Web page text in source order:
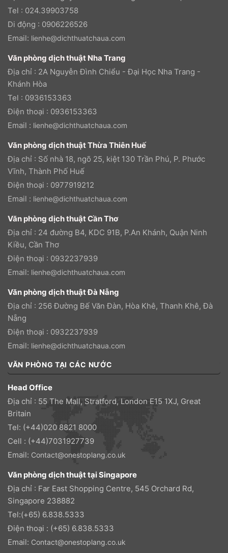
Tel : 024.39903758
Di động : 0906226526
Email: lienhe@dichthuatchaua.com
Văn phòng dịch thuật Nha Trang
Địa chỉ : 2A Nguyễn Đình Chiểu - Đại Học Nha Trang -
Khánh Hòa
Tel : 0936153363
Điện thoại : 0936153363
Email : lienhe@dichthuatchaua.com
Văn phòng dịch thuật Thừa Thiên Huế
Địa chỉ : Số nhà 18, ngõ 25, kiệt 130 Trần Phú, P. Phước
Vĩnh, Thành Phố Huế
Điện thoại : 0977919212
Email : lienhe@dichthuatchaua.com
Văn phòng dịch thuật Cần Thơ
Địa chỉ : 24 đường B4, KDC 91B, P.An Khánh, Quận Ninh
Kiều, Cần Thơ
Điện thoại : 0932237939
Email: lienhe@dichthuatchaua.com
Văn phòng dịch thuật Đà Nẵng
Địa chỉ : 256 Đường Bế Văn Đàn, Hòa Khê, Thanh Khê, Đà
Nẵng
Điện thoại : 0932237939
Email: lienhe@dichthuatchaua.com
VĂN PHÒNG TẠI CÁC NƯỚC
Head Office
Địa chỉ : 55 The Mall, Stratford, London E15 1XJ, Great
Britain
Tel: (+44)020 8821 8000
Cell : (+44)7031927739
Email: Contact@onestoplang.co.uk
Văn phòng dịch thuật tại Singapore
Địa chỉ : Far East Shopping Centre, 545 Orchard Rd,
Singapore 238882
Tel:(+65) 6.838.5333
Điện thoại : (+65) 6.838.5333
Email: Contact@onestoplang.co.uk